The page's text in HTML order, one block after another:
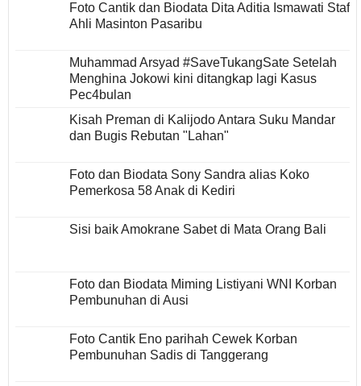
Foto Cantik dan Biodata Dita Aditia Ismawati Staf
Ahli Masinton Pasaribu
Muhammad Arsyad #SaveTukangSate Setelah
Menghina Jokowi kini ditangkap lagi Kasus
Pec4bulan
Kisah Preman di Kalijodo Antara Suku Mandar
dan Bugis Rebutan "Lahan"
Foto dan Biodata Sony Sandra alias Koko
Pemerkosa 58 Anak di Kediri
Sisi baik Amokrane Sabet di Mata Orang Bali
Foto dan Biodata Miming Listiyani WNI Korban
Pembunuhan di Ausi
Foto Cantik Eno parihah Cewek Korban
Pembunuhan Sadis di Tanggerang